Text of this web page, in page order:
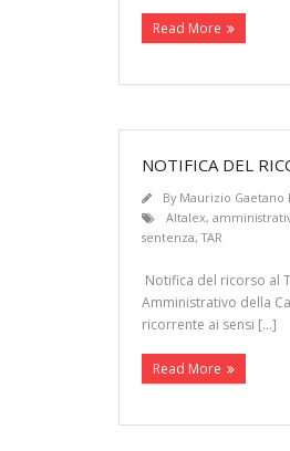
Read More
NOTIFICA DEL
By Maurizio Gaetano
Altalex,
sentenza,TAR
Notifica del ricorso al
Amministrativo della
ricorrente ai sensi […]
Read More